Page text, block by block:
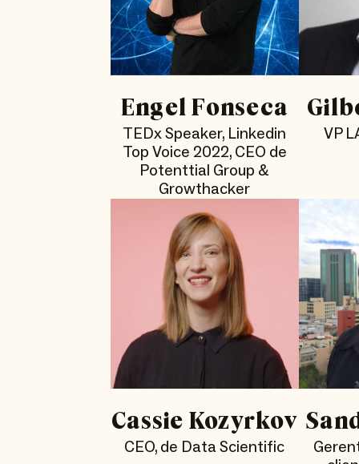
Engel Fonseca
TEDx Speaker, Linkedin
Top Voice 2022, CEO de
Potenttial Group &
Growthacker
VP
Cassie Kozyrkov
CEO, de Data Scientific